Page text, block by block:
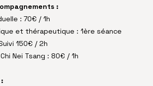
:
: 70€ / 1h
et thérapeutique : 1ère séance
150€ / 2h
Nei Tsang : 80€ / 1h